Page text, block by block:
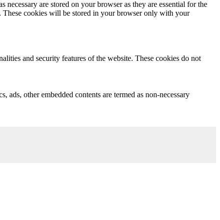
are stored on your browser as they are essential for the
These cookies will be stored in your browser only with your
and security features of the website. These cookies do not
other embedded contents are termed as non-necessary